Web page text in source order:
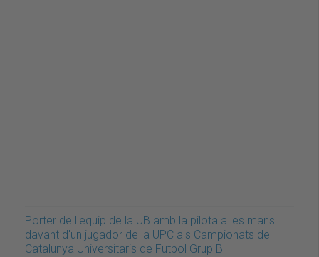
Porter de l'equip de la UB amb la pilota a les mans
davant d'un jugador de la UPC als Campionats de
Catalunya Universitaris de Futbol Grup B